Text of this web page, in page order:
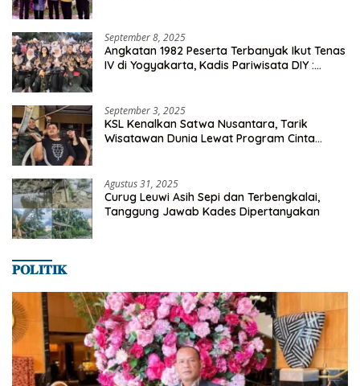
September 8, 2025
Angkatan 1982 Peserta Terbanyak Ikut Tenas
IV di Yogyakarta, Kadis Pariwisata DIY :
September 3, 2025
KSL Kenalkan Satwa Nusantara, Tarik
Wisatawan Dunia Lewat Program Cinta
Agustus 31, 2025
Curug Leuwi Asih Sepi dan Terbengkalai,
Tanggung Jawab Kades Dipertanyakan
𝐏𝐎𝐋𝐈𝐓𝐈𝐊